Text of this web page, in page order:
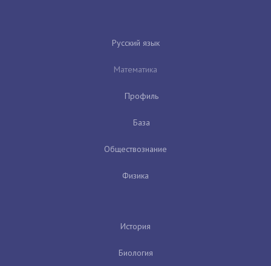
Русский язык
Математика
Профиль
База
Обществознание
Физика
История
Биология